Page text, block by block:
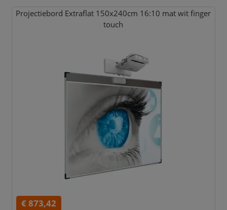
Projectiebord Extraflat 150x240cm 16:10 mat wit finger
touch
€ 873,42